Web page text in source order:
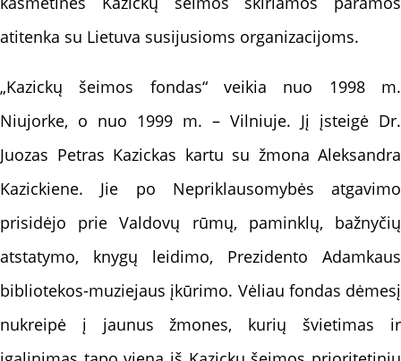
atitenka su Lietuva susijusioms organizacijoms.
„Kazickų šeimos fondas“ veikia nuo 1998 m.
Niujorke, o nuo 1999 m. – Vilniuje. Jį įsteigė Dr.
Juozas Petras Kazickas kartu su žmona Aleksandra
Kazickiene. Jie po Nepriklausomybės atgavimo
prisidėjo prie Valdovų rūmų, paminklų, bažnyčių
atstatymo, knygų leidimo, Prezidento Adamkaus
bibliotekos-muziejaus įkūrimo. Vėliau fondas dėmesį
nukreipė į jaunus žmones, kurių švietimas ir